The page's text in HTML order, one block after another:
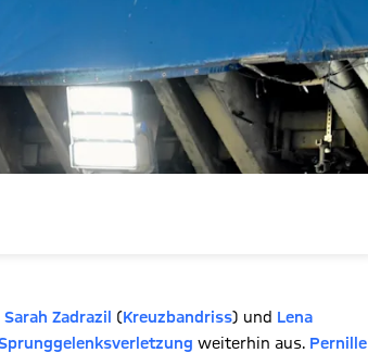
Sarah Zadrazil (Kreuzbandriss) und Lena
weiterhin aus. Pernille